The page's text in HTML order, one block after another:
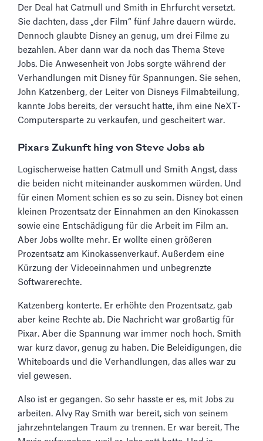
Der Deal hat Catmull und Smith in Ehrfurcht versetzt.
Sie dachten, dass „der Film“ fünf Jahre dauern würde.
Dennoch glaubte Disney an genug, um drei Filme zu
bezahlen. Aber dann war da noch das Thema Steve
Jobs. Die Anwesenheit von Jobs sorgte während der
Verhandlungen mit Disney für Spannungen. Sie sehen,
John Katzenberg, der Leiter von Disneys Filmabteilung,
kannte Jobs bereits, der versucht hatte, ihm eine NeXT-
Computersparte zu verkaufen, und gescheitert war.
Pixars Zukunft hing von Steve Jobs ab
Logischerweise hatten Catmull und Smith Angst, dass
die beiden nicht miteinander auskommen würden. Und
für einen Moment schien es so zu sein. Disney bot einen
kleinen Prozentsatz der Einnahmen an den Kinokassen
sowie eine Entschädigung für die Arbeit im Film an.
Aber Jobs wollte mehr. Er wollte einen größeren
Prozentsatz am Kinokassenverkauf. Außerdem eine
Kürzung der Videoeinnahmen und unbegrenzte
Softwarerechte.
Katzenberg konterte. Er erhöhte den Prozentsatz, gab
aber keine Rechte ab. Die Nachricht war großartig für
Pixar. Aber die Spannung war immer noch hoch. Smith
war kurz davor, genug zu haben. Die Beleidigungen, die
Whiteboards und die Verhandlungen, das alles war zu
viel gewesen.
Also ist er gegangen. So sehr hasste er es, mit Jobs zu
arbeiten. Alvy Ray Smith war bereit, sich von seinem
jahrzehntelangen Traum zu trennen. Er war bereit, The